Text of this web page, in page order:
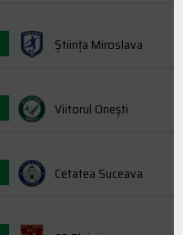
Știința Miroslava
Viitorul Onești
Cetatea Suceava